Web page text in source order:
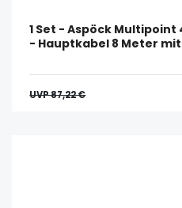
1 Set - Aspöck
- Hauptkabel 8 Meter
UVP 87,22 €